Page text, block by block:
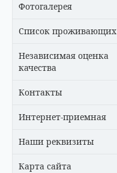
Фотогалерея
Список проживающих
Независимая оценка
качества
Контакты
Интернет-приемная
Наши реквизиты
Карта сайта